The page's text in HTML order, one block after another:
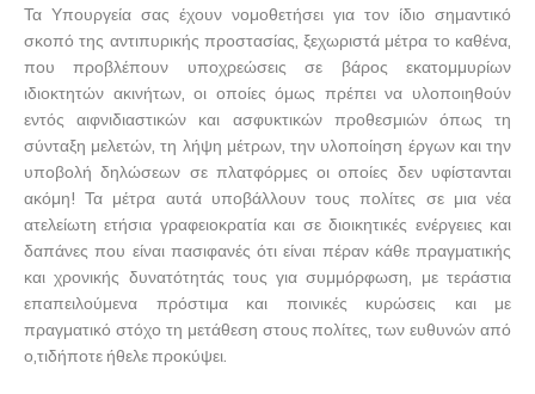
Τα Υπουργεία σας έχουν νομοθετήσει για τον ίδιο σημαντικό
σκοπό της αντιπυρικής προστασίας, ξεχωριστά μέτρα το καθένα,
που προβλέπουν υποχρεώσεις σε βάρος εκατομμυρίων
ιδιοκτητών ακινήτων, οι οποίες όμως πρέπει να υλοποιηθούν
εντός αιφνιδιαστικών και ασφυκτικών προθεσμιών όπως τη
σύνταξη μελετών, τη λήψη μέτρων, την υλοποίηση έργων και την
υποβολή δηλώσεων σε πλατφόρμες οι οποίες δεν υφίστανται
ακόμη! Τα μέτρα αυτά υποβάλλουν τους πολίτες σε μια νέα
ατελείωτη ετήσια γραφειοκρατία και σε διοικητικές ενέργειες και
δαπάνες που είναι πασιφανές ότι είναι πέραν κάθε πραγματικής
και χρονικής δυνατότητάς τους για συμμόρφωση, με τεράστια
επαπειλούμενα πρόστιμα και ποινικές κυρώσεις και με
πραγματικό στόχο τη μετάθεση στους πολίτες, των ευθυνών από
ο,τιδήποτε ήθελε προκύψει.